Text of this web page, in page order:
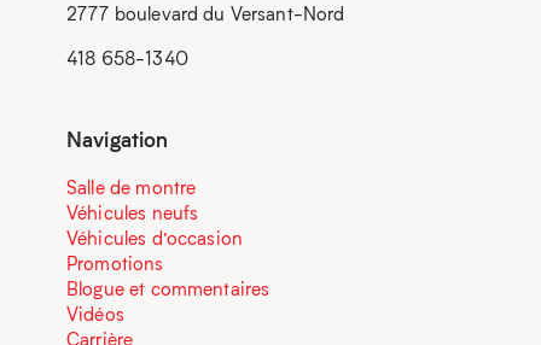
2777 boulevard du Versant-Nord
418 658-1340
Navigation
Salle de montre
Véhicules neufs
Véhicules d’occasion
Promotions
Blogue et commentaires
Vidéos
Carrière